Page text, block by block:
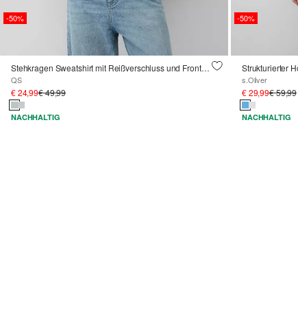
-50%
Stehkragen Sweatshirt mit Reißverschluss und Frontprint
QS
€ 24,99€ 49,99
NACHHALTIG
-50%
s.Oliver
€ 29,99€ 59,99
NACHHALTIG